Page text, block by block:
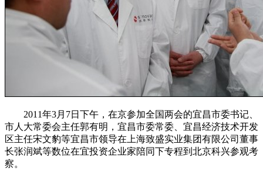
2011年3月7日下午，在京参加全国两会的宜昌市委书记、
市人大常委会主任郭有明，宜昌市委常委、宜昌经济技术开发
区主任宋文豹等宜昌市领导在上海致盛实业集团有限公司董事
长张润斌等数位在宜投资企业家陪同下专程到北京科兴参观考
察。